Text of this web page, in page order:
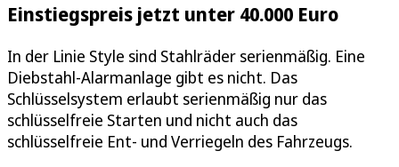
Einstiegspreis jetzt unter 40.000 Euro
In der Linie Style sind Stahlräder serienmäßig. Eine
Diebstahl-Alarmanlage gibt es nicht. Das
Schlüsselsystem erlaubt serienmäßig nur das
schlüsselfreie Starten und nicht auch das
schlüsselfreie Ent- und Verriegeln des Fahrzeugs.